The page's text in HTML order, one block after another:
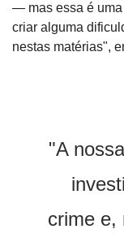
— mas essa é
criar alguma
nestas matérias",
"A
crime e,